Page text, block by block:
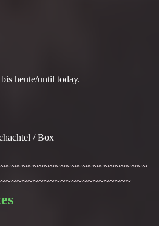
heute/until today.
/ Box